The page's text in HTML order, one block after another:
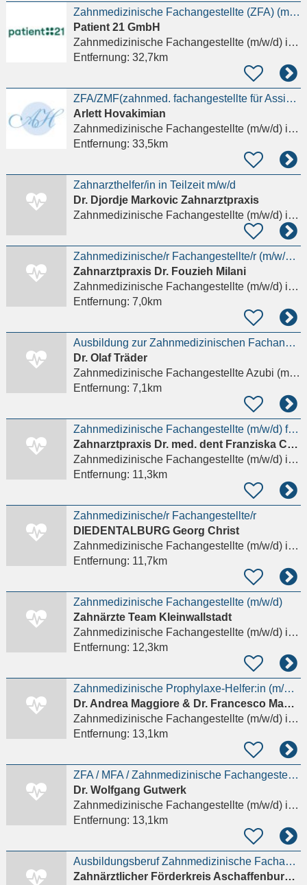
Zahnmedizinische Fachangestellte (ZFA) (m/w/d) – Chirurgie
Patient 21 GmbH
Zahnmedizinische Fachangestellte (m/w/d)in Frankfurt am Main
Entfernung: 32,7km
ZFA/ZMF(zahnmed. fachangestellte für Assistenz+PZR gesucht! MIT Fachqualifikation !TZ möglich!
Arlett Hovakimian
Zahnmedizinische Fachangestellte (m/w/d)in Frankfurt am Main, Westend-Süd
Entfernung: 33,5km
Zahnarzthelfer/in in Teilzeit m/w/d
Dr. Djordje Markovic Zahnarztpraxis
Zahnmedizinische Fachangestellte (m/w/d)in Schaafheim
Zahnmedizinische/r Fachangestellte/r (m/w/d) 2026
Zahnarztpraxis Dr. Fouzieh Milani
Zahnmedizinische Fachangestellte (m/w/d)in Babenhausen Darmstadt-Dieburg
Entfernung: 7,0km
Ausbildung zur Zahnmedizinischen Fachangestellten (ZFA) (m/w/d)
Dr. Olaf Träder
Zahnmedizinische Fachangestellte Azubi (m/w/d)
Entfernung: 7,1km
Zahnmedizinische Fachangestellte (m/w/d) für die Behandlungsassistenz
Zahnarztpraxis Dr. med. dent Franziska Cuny
Zahnmedizinische Fachangestellte (m/w/d)in Dieburg
Entfernung: 11,3km
Zahnmedizinische/r Fachangestellte/r
DIEDENTALBURG Georg Christ
Zahnmedizinische Fachangestellte (m/w/d)in Dieburg
Entfernung: 11,7km
Zahnmedizinische Fachangestellte (m/w/d)
Zahnärzte Team Kleinwallstadt
Zahnmedizinische Fachangestellte (m/w/d)in Kleinwallstadt
Entfernung: 12,3km
Zahnmedizinische Prophylaxe-Helfer:in (m/w/d) ZMP/ ZFA mit Prophylaxe Schwerpunkt
Dr. Andrea Maggiore & Dr. Francesco Maggiore
Zahnmedizinische Fachangestellte (m/w/d)in Aschaffenburg, Innenstadt
Entfernung: 13,1km
ZFA / MFA / Zahnmedizinische Fachangestellte / Zahnarzthelferin für die Sterilgutaufbereitung
Dr. Wolfgang Gutwerk
Zahnmedizinische Fachangestellte (m/w/d)in Aschaffenburg, Innenstadt
Entfernung: 13,1km
Ausbildungsberuf Zahnmedizinische Fachangestellte (ZFA)
Zahnärztlicher Förderkreis Aschaffenburg e.V.